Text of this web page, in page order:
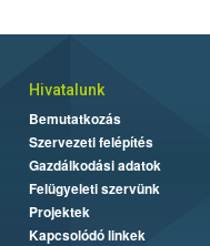
Hivatalunk
Bemutatkozás
Szervezeti felépítés
Gazdálkodási adatok
Felügyeleti szervünk
Projektek
Kapcsolódó linkek